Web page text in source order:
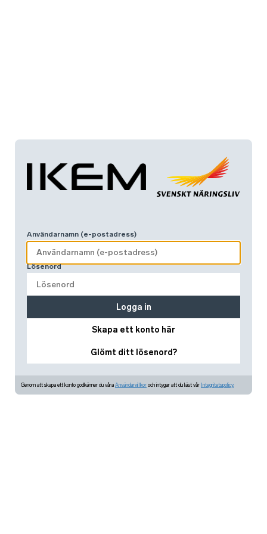
Användarnamn (e-postadress)
Lösenord
Skapa ett konto här
Glömt ditt lösenord?
Logga in
Genom att skapa ett konto godkänner du våra Användarvillkor och intygar att du läst vår Integritetspolicy.